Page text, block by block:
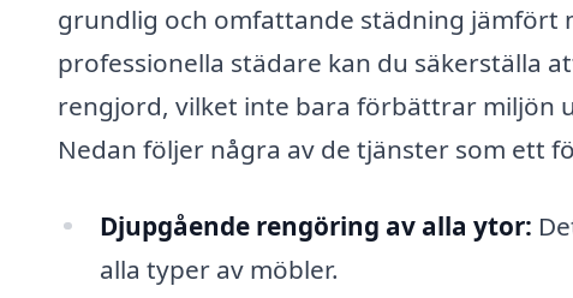
grundlig och omfattande städning jämfört
professionella städare kan du säkerställa
rengjord, vilket inte bara förbättrar miljön
Nedan följer några av de tjänster som ett
Djupgående rengöring av alla ytor:
alla typer av möbler.